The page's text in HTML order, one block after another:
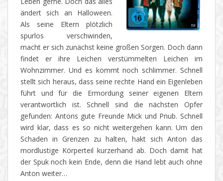
ändert sich an Halloween.
Als seine Eltern plötzlich
spurlos verschwinden,
macht er sich zunächst keine großen Sorgen. Doch dann
findet er ihre Leichen verstümmelten Leichen im
Wohnzimmer. Und es kommt noch schlimmer. Schnell
stellt sich heraus, dass seine rechte Hand ein Eigenleben
führt und für die Ermordung seiner eigenen Eltern
verantwortlich ist. Schnell sind die nächsten Opfer
gefunden: Antons gute Freunde Mick und Pnub. Schnell
wird klar, dass es so nicht weitergehen kann. Um den
Schaden in Grenzen zu halten, hakt sich Anton das
mordlustige Körperteil kurzerhand ab. Doch damit hat
der Spuk noch kein Ende, denn die Hand lebt auch ohne
Anton weiter…